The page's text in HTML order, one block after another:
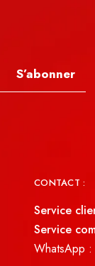
S’abonner
CONTACT :
Service
Service
WhatsApp :